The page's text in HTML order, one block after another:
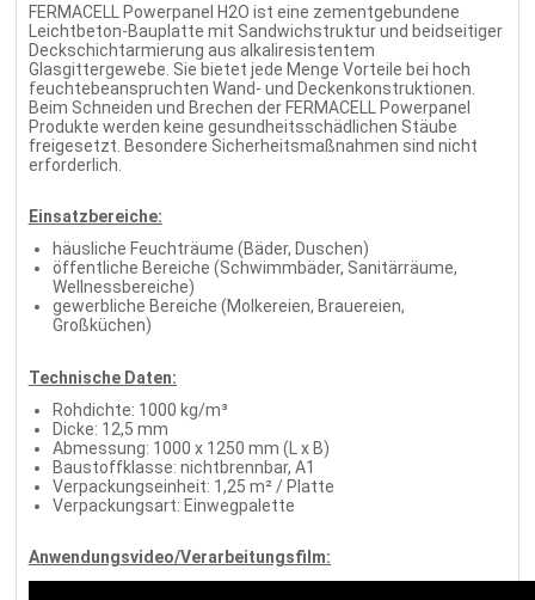
FERMACELL Powerpanel H2O ist eine zementgebundene
Leichtbeton-Bauplatte mit Sandwichstruktur und beidseitiger
Deckschichtarmierung aus alkaliresistentem
Glasgittergewebe. Sie bietet jede Menge Vorteile bei hoch
feuchtebeanspruchten Wand- und Deckenkonstruktionen.
Beim Schneiden und Brechen der FERMACELL Powerpanel
Produkte werden keine gesundheitsschädlichen Stäube
freigesetzt. Besondere Sicherheitsmaßnahmen sind nicht
erforderlich.
Einsatzbereiche:
häusliche Feuchträume (Bäder, Duschen)
öffentliche Bereiche (Schwimmbäder, Sanitärräume,
Wellnessbereiche)
gewerbliche Bereiche (Molkereien, Brauereien,
Großküchen)
Technische Daten:
Rohdichte: 1000 kg/m³
Dicke: 12,5 mm
Abmessung: 1000 x 1250 mm (L x B)
Baustoffklasse: nichtbrennbar, A1
Verpackungseinheit: 1,25 m² / Platte
Verpackungsart: Einwegpalette
Anwendungsvideo/Verarbeitungsfilm: